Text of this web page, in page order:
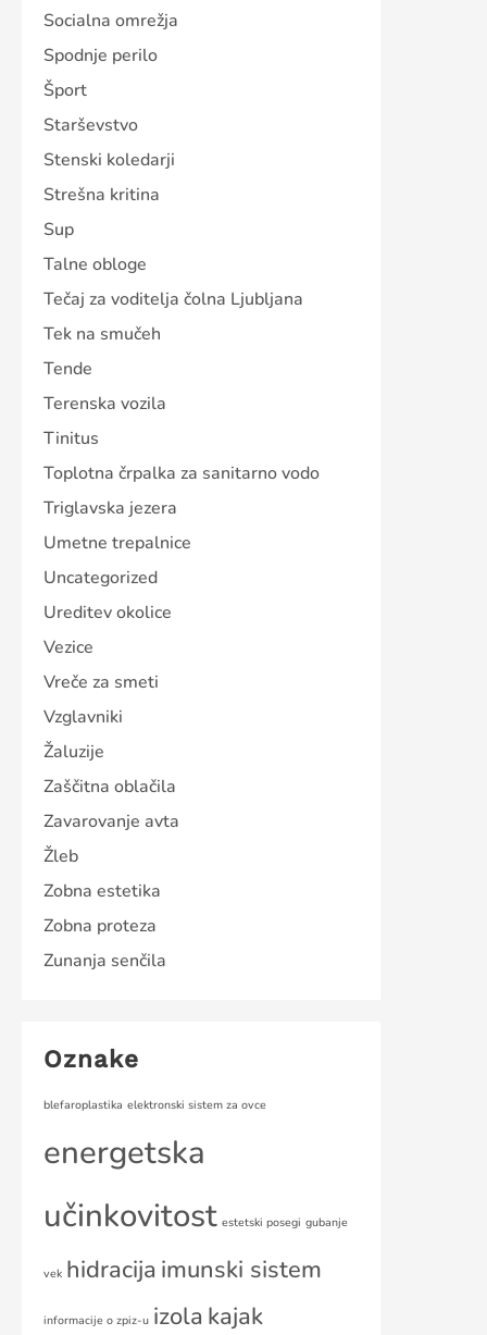
Socialna omrežja
Spodnje perilo
Šport
Starševstvo
Stenski koledarji
Strešna kritina
Sup
Talne obloge
Tečaj za voditelja čolna Ljubljana
Tek na smučeh
Tende
Terenska vozila
Tinitus
Toplotna črpalka za sanitarno vodo
Triglavska jezera
Umetne trepalnice
Uncategorized
Ureditev okolice
Vezice
Vreče za smeti
Vzglavniki
Žaluzije
Zaščitna oblačila
Zavarovanje avta
Žleb
Zobna estetika
Zobna proteza
Zunanja senčila
Oznake
blefaroplastika elektronski sistem za ovce
energetska
učinkovitost estetski posegi gubanje
vek hidracija imunski sistem
informacije o zpiz-u izola kajak